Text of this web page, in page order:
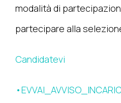
modalità di
partecipare alla
Candidatevi